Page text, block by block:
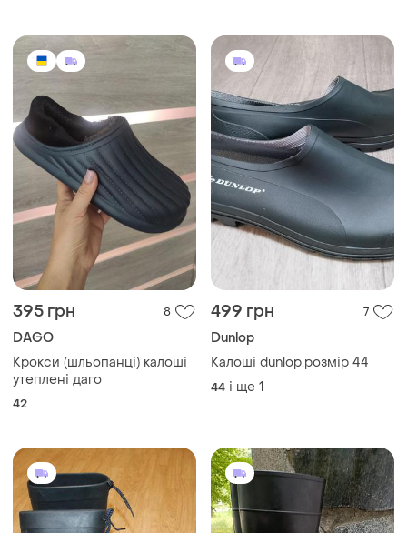
395 грн 8
DAGO
Крокси (шльопанці) калоші
утеплені даго
42
499 грн 7
Dunlop
Калоші dunlop.розмір 44
44 і ще 1